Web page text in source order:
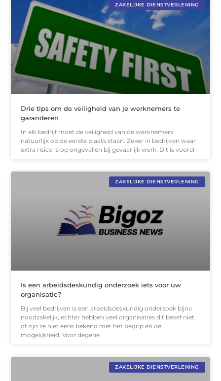
ZAKELIJKE DIENSTVERLENING
Drie tips om de veiligheid van je werknemers te
garanderen
In elk bedrijf moet de veiligheid van de werknemers
natuurlijk op de eerste plaats staan. Zeker in bedrijven waar
extra risico is op ongevallen bij gevaarlijk werk. Dit is vooral
ZAKELIJKE DIENSTVERLENING
Is een arbeidsdeskundig onderzoek iets voor uw
organisatie?
Bij veel bedrijven is een arbeidsdeskundig onderzoek bijna
noodzakelijk, echter hebben veel organisaties dit besef niet
of zijn ze niet eens bekend met het begrip en de
mogelijkheid. Voor degene
ZAKELIJKE DIENSTVERLENING